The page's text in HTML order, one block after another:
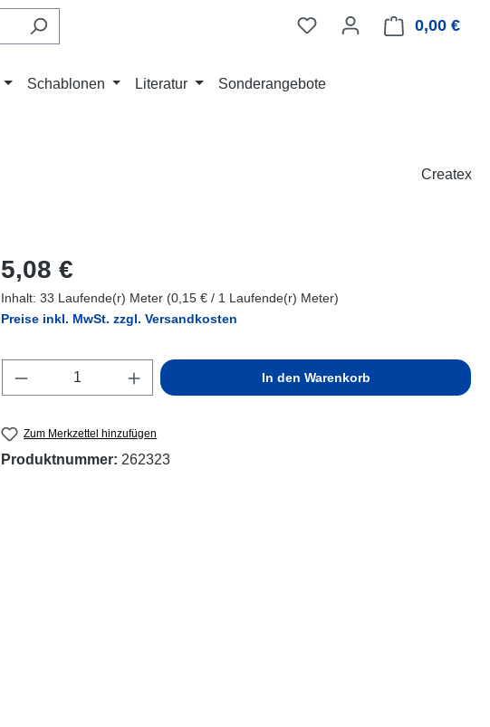
0,00 €
Schablonen Literatur Sonderangebote
Createx
Regulärer Preis:
5,08 €
Inhalt: 33 Laufende(r) Meter (0,15 € / 1 Laufende(r) Meter)
Preise inkl. MwSt. zzgl. Versandkosten
Produkt Anzahl: Gib den gewünschten Wert ein
In den Warenkorb
Zum Merkzettel hinzufügen
Produktnummer: 262323